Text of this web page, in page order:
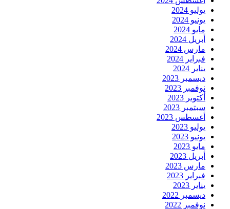
يوليو 2024
يونيو 2024
مايو 2024
أبريل 2024
مارس 2024
فبراير 2024
يناير 2024
ديسمبر 2023
نوفمبر 2023
أكتوبر 2023
سبتمبر 2023
أغسطس 2023
يوليو 2023
يونيو 2023
مايو 2023
أبريل 2023
مارس 2023
فبراير 2023
يناير 2023
ديسمبر 2022
نوفمبر 2022